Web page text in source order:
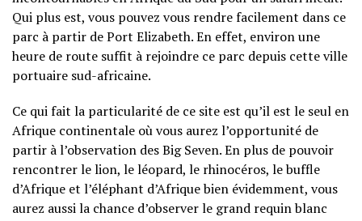
Qui plus est, vous pouvez vous rendre facilement dans ce
parc à partir de Port Elizabeth. En effet, environ une
heure de route suffit à rejoindre ce parc depuis cette ville
portuaire sud-africaine.
Ce qui fait la particularité de ce site est qu’il est le seul en
Afrique continentale où vous aurez l’opportunité de
partir à l’observation des Big Seven. En plus de pouvoir
rencontrer le lion, le léopard, le rhinocéros, le buffle
d’Afrique et l’éléphant d’Afrique bien évidemment, vous
aurez aussi la chance d’observer le grand requin blanc